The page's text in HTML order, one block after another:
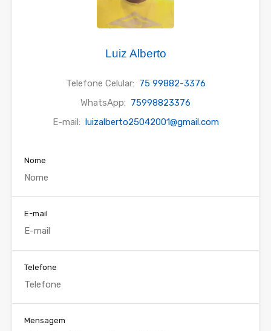
Luiz Alberto
Telefone Celular: 75 99882-3376
WhatsApp: 75998823376
E-mail: luizalberto25042001@gmail.com
Nome
E-mail
Telefone
Mensagem